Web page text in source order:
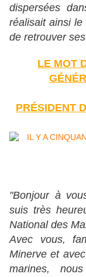
dispersées
réalisait ainsi
de retrouver
LE MOT
PRÉSIDENT
"Bonjour à
suis très
National des
Avec vous,
Minerve et
marines,